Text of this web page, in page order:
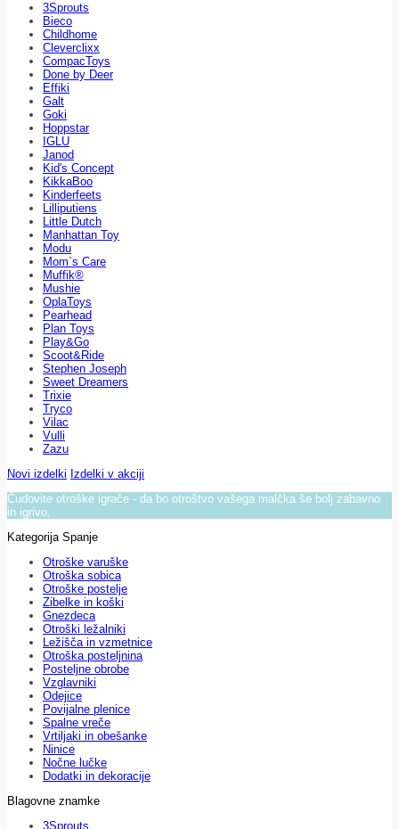
3Sprouts
Bieco
Childhome
Cleverclixx
CompacToys
Done by Deer
Effiki
Galt
Goki
Hoppstar
IGLU
Janod
Kid's Concept
KikkaBoo
Kinderfeets
Lilliputiens
Little Dutch
Manhattan Toy
Modu
Mom`s Care
Muffik®
Mushie
OplaToys
Pearhead
Plan Toys
Play&Go
Scoot&Ride
Stephen Joseph
Sweet Dreamers
Trixie
Tryco
Vilac
Vulli
Zazu
Novi izdelki Izdelki v akciji
Čudovite otroške igrače - da bo otroštvo vašega malčka še bolj zabavno
in igrivo.
Kategorija Spanje
Otroške varuške
Otroška sobica
Otroške postelje
Zibelke in koški
Gnezdeca
Otroški ležalniki
Ležišča in vzmetnice
Otroška posteljnina
Posteljne obrobe
Vzglavniki
Odejice
Povijalne plenice
Spalne vreče
Vrtiljaki in obešanke
Ninice
Nočne lučke
Dodatki in dekoracije
Blagovne znamke
3Sprouts